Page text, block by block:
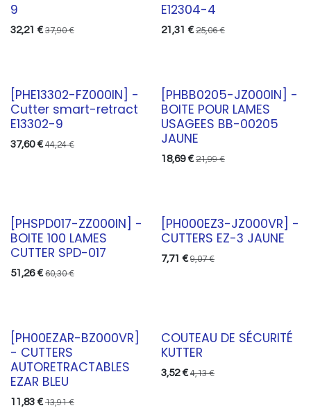
9
32,21 € 37,90€
E12304-4
21,31 € 25,06€
[PHE13302-FZ000IN] -
Cutter smart-retract
E13302-9
37,60€ 44,24€
[PHBB0205-JZ000IN] -
BOITE POUR LAMES
USAGEES BB-00205
JAUNE
18,69€ 21,99€
[PHSPD017-ZZ000IN] -
BOITE 100 LAMES
CUTTER SPD-017
51,26€ 60,30€
[PH000EZ3-JZ000VR] -
CUTTERS EZ-3 JAUNE
7,71 € 9,07€
[PH00EZAR-BZ000VR]
- CUTTERS
AUTORETRACTABLES
EZAR BLEU
11,83 € 13,91€
COUTEAU DE SÉCURITÉ
KUTTER
3,52€ 4,13€